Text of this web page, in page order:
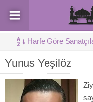
Harfe Göre
Yunus Yeşilöz